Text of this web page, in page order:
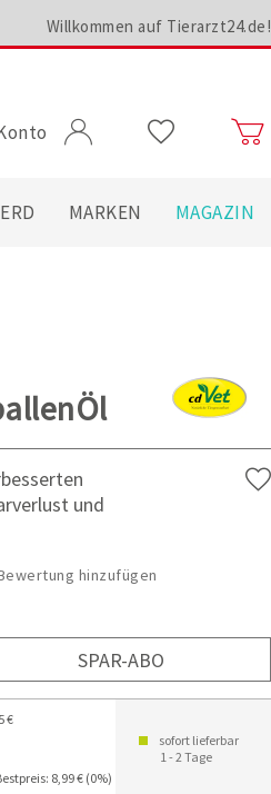
Willkommen auf Tierarzt24.de!
MARKEN MAGAZIN
und
hinzufügen
SPAR-ABO
€
8,99 € (0%)
sofort lieferbar
1 - 2 Tage